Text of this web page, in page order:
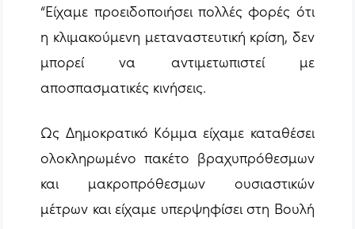
“Είχαμε προειδοποιήσει πολλές φορές ότι
η κλιμακούμενη μεταναστευτική κρίση, δεν
μπορεί να αντιμετωπιστεί με
αποσπασματικές κινήσεις.
Ως Δημοκρατικό Κόμμα είχαμε καταθέσει
ολοκληρωμένο πακέτο βραχυπρόθεσμων
και μακροπρόθεσμων ουσιαστικών
μέτρων και είχαμε υπερψηφίσει στη Βουλή